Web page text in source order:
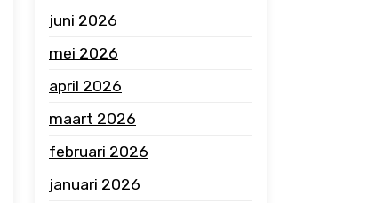
juni 2026
mei 2026
april 2026
maart 2026
februari 2026
januari 2026